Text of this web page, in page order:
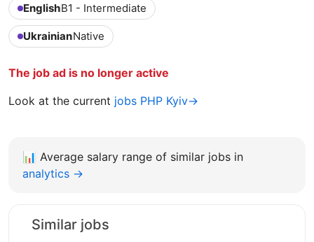
EnglishB1 - Intermediate
UkrainianNative
The job ad is no longer active
Look at the current jobs PHP Kyiv→
📊 Average salary range of similar jobs in
analytics →
Similar jobs